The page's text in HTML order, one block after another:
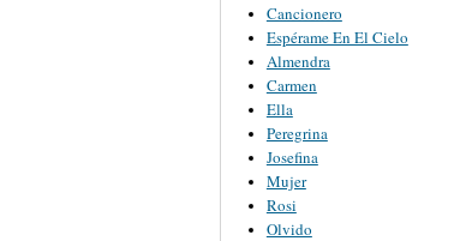
Cancionero
Espérame En El Cielo
Almendra
Carmen
Ella
Peregrina
Josefina
Mujer
Rosi
Olvido